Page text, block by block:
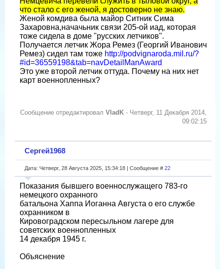
что стало с его женой, я достоверно не знаю.
Женой комдива была майор Ситник Сима
Захаровна,начачьник связи 205-ой иад, которая
тоже сидела в доме "русских летчиков".
Получается летчик Жора Ремез (Георгий Иванович
Ремез) сидел там тоже http://podvignaroda.mil.ru/?
#id=36559198&tab=navDetailManAward
Это уже второй летчик оттуда. Почему на них нет
карт военнопленных?
Сообщение отредактировал VladK - Четверг, 11 Декабря 2014,
09:02:15
Сергей1968
Дата: Четверг, 28 Августа 2025, 15:34:18 | Сообщение # 22
Показания бывшего военнослужащего 783-го
немецкого охранного
батальона Хаппа Иоганна Августа о его службе
охранником в
Кировоградском пересыльном лагере для
советских военнопленных
14 декабря 1945 г.
Объяснение